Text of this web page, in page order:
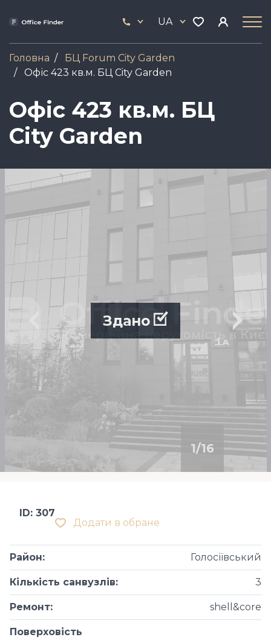
17
UA
Головна
БЦ Forum City Garden
Офіс 423 кв.м. БЦ City Garden
Офіс 423 кв.м. БЦ
City Garden
Зображення
1/16
Здано
Додати в обране
ID: 307
Район: Голосіївський
Кількість санвузлів: 3
Ремонт: shell&core
Поверховість